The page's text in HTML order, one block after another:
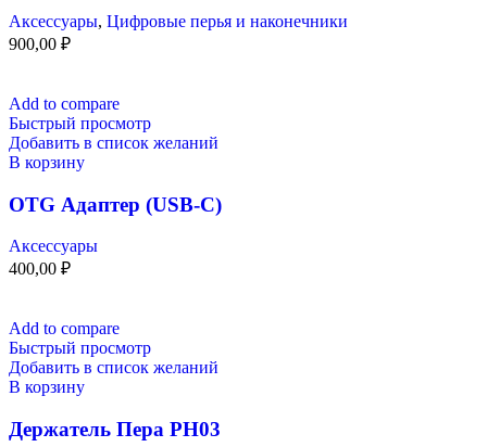
Аксессуары, Цифровые перья и наконечники
900,00 ₽
Add to compare
Быстрый просмотр
Добавить в список желаний
В корзину
OTG Адаптер (USB-C)
Аксессуары
400,00 ₽
Add to compare
Быстрый просмотр
Добавить в список желаний
В корзину
Держатель Пера PH03